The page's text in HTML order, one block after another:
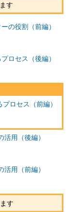
す
の役割（前編）
ロセス（後編）
ロセス（前編）
活用（後編）
活用（前編）
す